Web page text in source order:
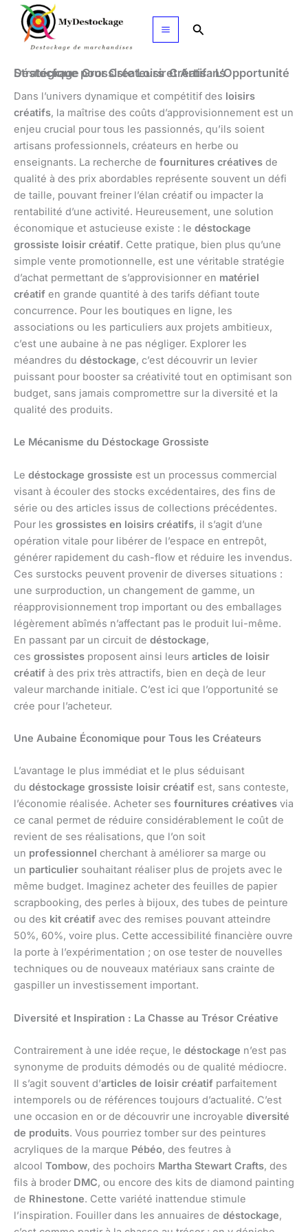
Aller
contenu
Rechercher
Déstockage Grossiste Loisir Créatif : L’Opportunité Stratégique pour Créateurs et Artisans
Dans l’univers dynamique et compétitif des loisirs
créatifs, la maîtrise des coûts d’approvisionnement est un
enjeu crucial pour tous les passionnés, qu’ils soient
artisans professionnels, créateurs en herbe ou
enseignants. La recherche de fournitures créatives de
qualité à des prix abordables représente souvent un défi
de taille, pouvant freiner l’élan créatif ou impacter la
rentabilité d’une activité. Heureusement, une solution
économique et astucieuse existe : le déstockage
grossiste loisir créatif. Cette pratique, bien plus qu’une
simple vente promotionnelle, est une véritable stratégie
d’achat permettant de s’approvisionner en matériel
créatif en grande quantité à des tarifs défiant toute
concurrence. Pour les boutiques en ligne, les
associations ou les particuliers aux projets ambitieux,
c’est une aubaine à ne pas négliger. Explorer les
méandres du déstockage, c’est découvrir un levier
puissant pour booster sa créativité tout en optimisant son
budget, sans jamais compromettre sur la diversité et la
qualité des produits.
Le Mécanisme du Déstockage Grossiste
Le déstockage grossiste est un processus commercial
visant à écouler des stocks excédentaires, des fins de
série ou des articles issus de collections précédentes.
Pour les grossistes en loisirs créatifs, il s’agit d’une
opération vitale pour libérer de l’espace en entrepôt,
générer rapidement du cash-flow et réduire les invendus.
Ces surstocks peuvent provenir de diverses situations :
une surproduction, un changement de gamme, un
réapprovisionnement trop important ou des emballages
légèrement abîmés n’affectant pas le produit lui-même.
En passant par un circuit de déstockage,
ces grossistes proposent ainsi leurs articles de loisir
créatif à des prix très attractifs, bien en deçà de leur
valeur marchande initiale. C’est ici que l’opportunité se
crée pour l’acheteur.
Une Aubaine Économique pour Tous les Créateurs
L’avantage le plus immédiat et le plus séduisant
du déstockage grossiste loisir créatif est, sans conteste,
l’économie réalisée. Acheter ses fournitures créatives via
ce canal permet de réduire considérablement le coût de
revient de ses réalisations, que l’on soit
un professionnel cherchant à améliorer sa marge ou
un particulier souhaitant réaliser plus de projets avec le
même budget. Imaginez acheter des feuilles de papier
scrapbooking, des perles à bijoux, des tubes de peinture
ou des kit créatif avec des remises pouvant atteindre
50%, 60%, voire plus. Cette accessibilité financière ouvre
la porte à l’expérimentation ; on ose tester de nouvelles
techniques ou de nouveaux matériaux sans crainte de
gaspiller un investissement important.
Diversité et Inspiration : La Chasse au Trésor Créative
Contrairement à une idée reçue, le déstockage n’est pas
synonyme de produits démodés ou de qualité médiocre.
Il s’agit souvent d’articles de loisir créatif parfaitement
intemporels ou de références toujours d’actualité. C’est
une occasion en or de découvrir une incroyable diversité
de produits. Vous pourriez tomber sur des peintures
acryliques de la marque Pébéo, des feutres à
alcool Tombow, des pochoirs Martha Stewart Crafts, des
fils à broder DMC, ou encore des kits de diamond painting
de Rhinestone. Cette variété inattendue stimule
l’inspiration. Fouiller dans les annuaires de déstockage,